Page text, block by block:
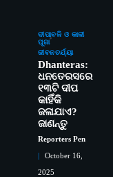
ଦୀପାବଳି ଓ କାଳୀ
ପୂଜା
ଜୀବନଚର୍ଯ୍ୟା
Dhanteras:
ଧନତେରସରେ
୧୩ଟି ଦୀପ
କାହିଁକି
ଜଳାଯାଏ?
ଜାଣନ୍ତୁ
Reporters Pen
October 16,
2025